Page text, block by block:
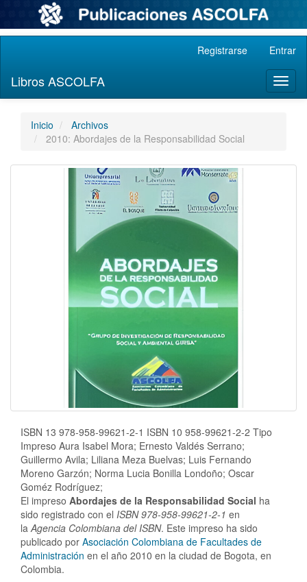
principal
Barra
Registrarse Entrar
Libros ASCOLFA
Inicio
Archivos
2010: Abordajes de la Responsabilidad Social
ISBN 13 978-958-99621-2-1 ISBN 10 958-99621-2-2 Tipo
Impreso Aura Isabel Mora; Ernesto Valdés Serrano;
Guillermo Avila; Liliana Meza Buelvas; Luis Fernando
Moreno Garzón; Norma Lucia Bonilla Londoño; Oscar
Goméz Rodríguez;
El impreso Abordajes de la Responsabilidad Social ha
sido registrado con el ISBN 978-958-99621-2-1 en
laAgencia Colombiana del ISBN. Este impreso ha sido
publicado por Asociación Colombiana de Facultades de
Administración en el año 2010 en la ciudad de Bogota, en
Colombia.